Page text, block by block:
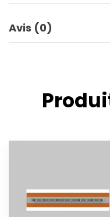
Avis (0)